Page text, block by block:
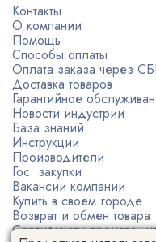
Контакты
О компании
Помощь
Способы оплаты
Оплата заказа через
Доставка товаров
Гарантийное
Новости индустрии
База знаний
Инструкции
Производители
Гос. закупки
Вакансии компании
Купить в своем городе
Возврат и обмен товара
Сертификаты